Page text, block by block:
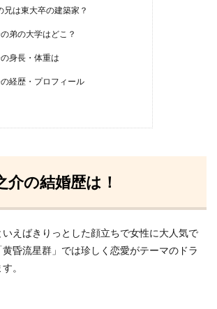
兄は東大卒の建築家？
弟の大学はどこ？
身長・体重は
経歴・プロフィール
介の結婚歴は！
えばきりっとした顔立ちで女性に大人気で
昏流星群」では珍しく恋愛がテーマのドラ
。